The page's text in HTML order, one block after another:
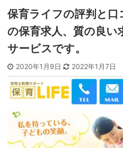
保育ライフの評判と口
の保育求人、質の良い
サービスです。
2020年1月9日 2022年1月7日